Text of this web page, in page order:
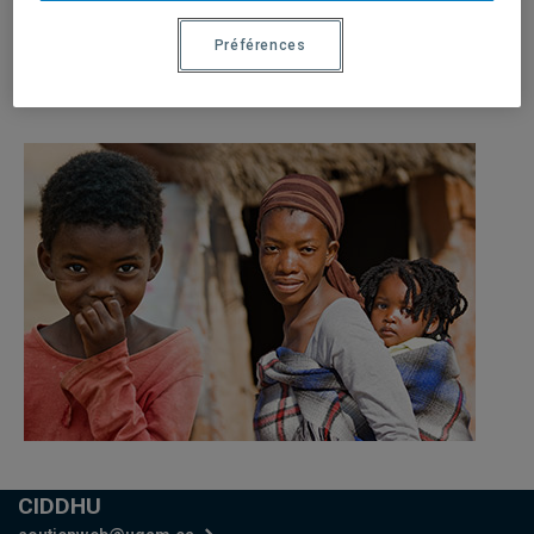
A donation receipt can be issued for tax purposes
(Fondation UQAM, Registered charity no 11892 1808
CIDDHU
Préférences